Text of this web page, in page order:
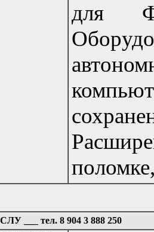
для
___ тел. 8 904 3 888 250